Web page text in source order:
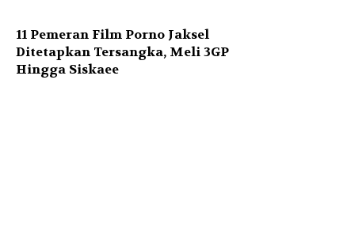
11 Pemeran Film Porno Jaksel
Ditetapkan Tersangka, Meli 3GP
Hingga Siskaee